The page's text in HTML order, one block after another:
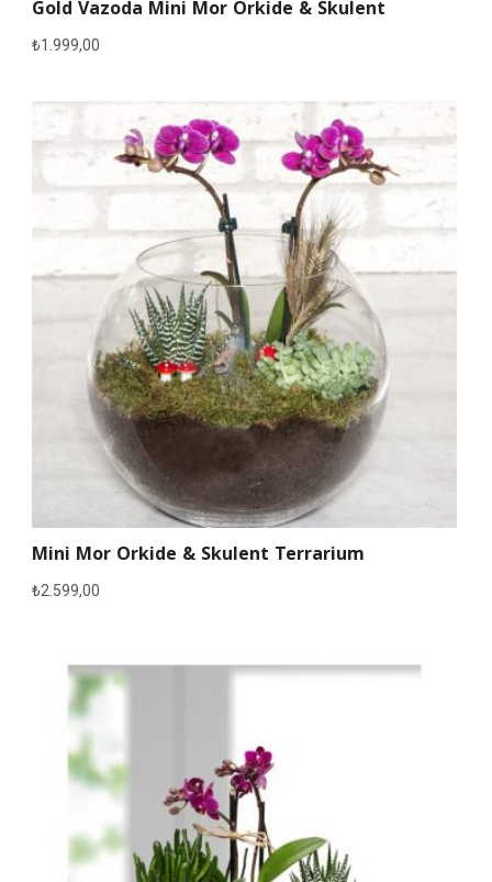
Gold Vazoda Mini Mor Orkide & Skulent
₺1.999,00
Mini Mor Orkide & Skulent Terrarium
₺2.599,00